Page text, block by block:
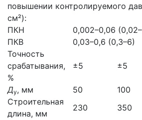
повышении контролируемого
см²):
ПКН
0,002–0,06
ПКВ
0,03–0,6 (0,3–6)
Точность
срабатывания,
%
±5 ±5
Ду, мм 50 100
Строительная
длина, мм
230 350